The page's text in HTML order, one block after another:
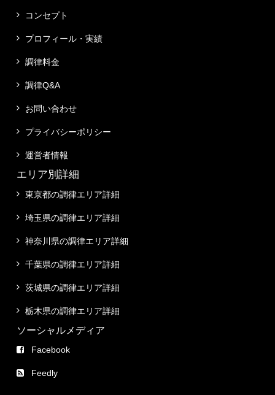
コンセプト
プロフィール・実績
調律料金
調律Q&A
お問い合わせ
プライバシーポリシー
運営者情報
エリア別詳細
東京都の調律エリア詳細
埼玉県の調律エリア詳細
神奈川県の調律エリア詳細
千葉県の調律エリア詳細
茨城県の調律エリア詳細
栃木県の調律エリア詳細
ソーシャルメディア
Facebook
Feedly